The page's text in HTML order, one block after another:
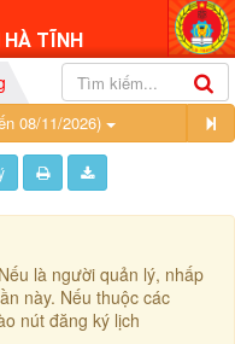
HÀ TĨNH
08/11/2026)
là người quản lý, nhấp
này. Nếu thuộc các
nút đăng ký lịch